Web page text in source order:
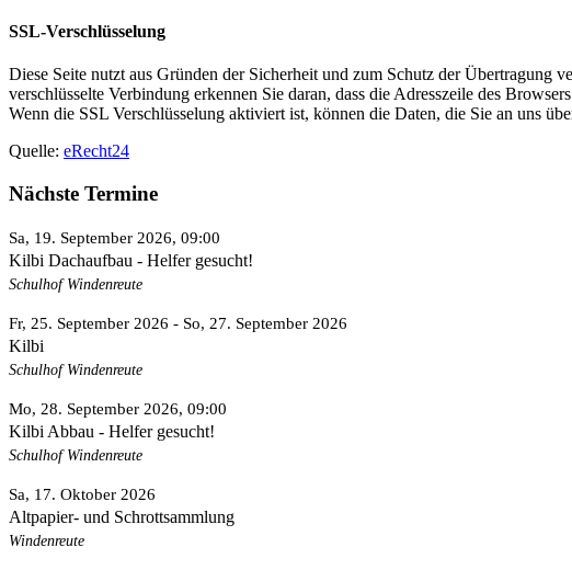
SSL-Verschlüsselung
Diese Seite nutzt aus Gründen der Sicherheit und zum Schutz der Übertragung
verschlüsselte Verbindung erkennen Sie daran, dass die Adresszeile des
Wenn die SSL Verschlüsselung aktiviert ist, können die Daten, die Sie an uns
Quelle: eRecht24
Nächste Termine
Sa, 19. September 2026, 09:00
Kilbi Dachaufbau - Helfer gesucht!
Schulhof Windenreute
Fr, 25. September 2026 - So, 27. September 2026
Kilbi
Schulhof Windenreute
Mo, 28. September 2026, 09:00
Kilbi Abbau - Helfer gesucht!
Schulhof Windenreute
Sa, 17. Oktober 2026
Altpapier- und Schrottsammlung
Windenreute